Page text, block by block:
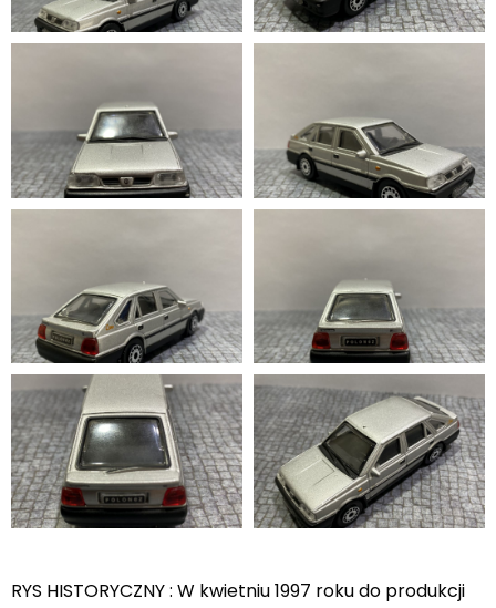
RYS HISTORYCZNY : W kwietniu 1997 roku do produkcji